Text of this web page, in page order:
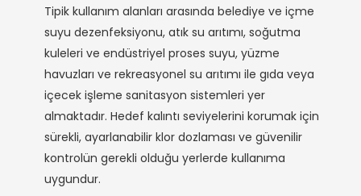
Tipik kullanım alanları arasında belediye ve içme
suyu dezenfeksiyonu, atık su arıtımı, soğutma
kuleleri ve endüstriyel proses suyu, yüzme
havuzları ve rekreasyonel su arıtımı ile gıda veya
içecek işleme sanitasyon sistemleri yer
almaktadır. Hedef kalıntı seviyelerini korumak için
sürekli, ayarlanabilir klor dozlaması ve güvenilir
kontrolün gerekli olduğu yerlerde kullanıma
uygundur.